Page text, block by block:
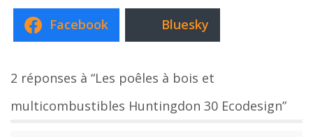
Facebook Bluesky
2 réponses à “Les poêles à bois et
multicombustibles Huntingdon 30 Ecodesign”